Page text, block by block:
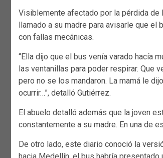
Visiblemente afectado por la pérdida de
llamado a su madre para avisarle que
con fallas mecánicas.
“Ella dijo que el bus venía varado hacía
las ventanillas para poder respirar. Que
pero no se los mandaron. La mamá le
ocurrir…”, detalló Gutiérrez.
El abuelo detalló además que la joven
constantemente a su madre. En una de
De otro lado, este diario conoció la
hacia Medellín, el bus habría